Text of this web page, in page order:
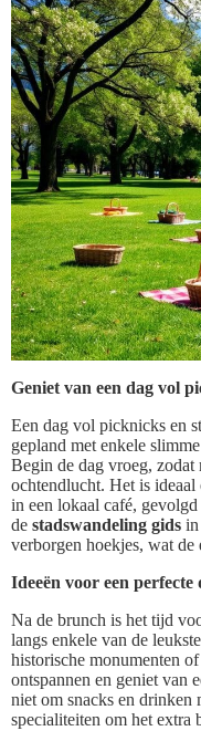
Geniet van een dag vol
Een dag vol picknicks en
gepland met enkele slimme
Begin de dag vroeg, zodat
ochtendlucht. Het is ideaal
in een lokaal café,
de stadswandeling gids in
verborgen hoekjes, wat
Ideeën voor een perfecte
Na de brunch is het tijd
langs enkele van de
historische monumenten
ontspannen en geniet van
niet om snacks en drinken
specialiteiten om het extra